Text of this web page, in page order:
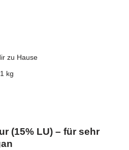
zu Hause
kg
(15% LU) – für sehr